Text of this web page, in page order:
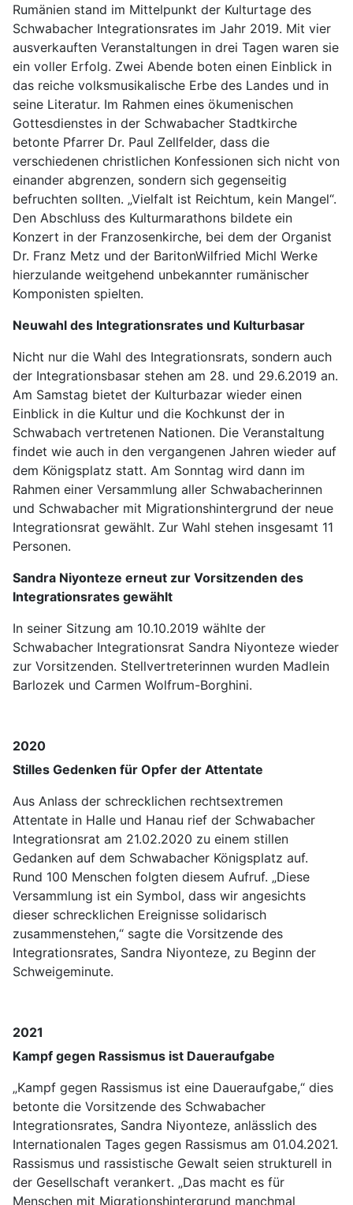
Rumänien stand im Mittelpunkt der Kulturtage des
Schwabacher Integrationsrates im Jahr 2019. Mit vier
ausverkauften Veranstaltungen in drei Tagen waren sie
ein voller Erfolg. Zwei Abende boten einen Einblick in
das reiche volksmusikalische Erbe des Landes und in
seine Literatur. Im Rahmen eines ökumenischen
Gottesdienstes in der Schwabacher Stadtkirche
betonte Pfarrer Dr. Paul Zellfelder, dass die
verschiedenen christlichen Konfessionen sich nicht von
einander abgrenzen, sondern sich gegenseitig
befruchten sollten. „Vielfalt ist Reichtum, kein Mangel“.
Den Abschluss des Kulturmarathons bildete ein
Konzert in der Franzosenkirche, bei dem der Organist
Dr. Franz Metz und der BaritonWilfried Michl Werke
hierzulande weitgehend unbekannter rumänischer
Komponisten spielten.
Neuwahl des Integrationsrates und Kulturbasar
Nicht nur die Wahl des Integrationsrats, sondern auch
der Integrationsbasar stehen am 28. und 29.6.2019 an.
Am Samstag bietet der Kulturbazar wieder einen
Einblick in die Kultur und die Kochkunst der in
Schwabach vertretenen Nationen. Die Veranstaltung
findet wie auch in den vergangenen Jahren wieder auf
dem Königsplatz statt. Am Sonntag wird dann im
Rahmen einer Versammlung aller Schwabacherinnen
und Schwabacher mit Migrationshintergrund der neue
Integrationsrat gewählt. Zur Wahl stehen insgesamt 11
Personen.
Sandra Niyonteze erneut zur Vorsitzenden des
Integrationsrates gewählt
In seiner Sitzung am 10.10.2019 wählte der
Schwabacher Integrationsrat Sandra Niyonteze wieder
zur Vorsitzenden. Stellvertreterinnen wurden Madlein
Barlozek und Carmen Wolfrum-Borghini.
2020
Stilles Gedenken für Opfer der Attentate
Aus Anlass der schrecklichen rechtsextremen
Attentate in Halle und Hanau rief der Schwabacher
Integrationsrat am 21.02.2020 zu einem stillen
Gedanken auf dem Schwabacher Königsplatz auf.
Rund 100 Menschen folgten diesem Aufruf. „Diese
Versammlung ist ein Symbol, dass wir angesichts
dieser schrecklichen Ereignisse solidarisch
zusammenstehen,“ sagte die Vorsitzende des
Integrationsrates, Sandra Niyonteze, zu Beginn der
Schweigeminute.
2021
Kampf gegen Rassismus ist Daueraufgabe
„Kampf gegen Rassismus ist eine Daueraufgabe,“ dies
betonte die Vorsitzende des Schwabacher
Integrationsrates, Sandra Niyonteze, anlässlich des
Internationalen Tages gegen Rassismus am 01.04.2021.
Rassismus und rassistische Gewalt seien strukturell in
der Gesellschaft verankert. „Das macht es für
Menschen mit Migrationshintergrund manchmal